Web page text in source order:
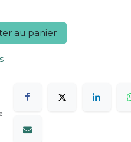
au panier